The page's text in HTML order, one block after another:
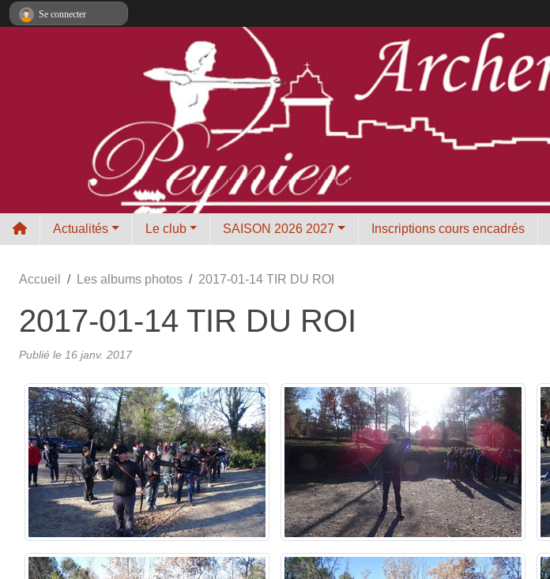
Actualités Le club SAISON 2026 2027 Inscriptions cours encadrés
Accueil Les albums photos 2017-01-14 TIR DU ROI
2017-01-14 TIR DU ROI
Publié le 16 janv. 2017
Se connecter
Panneau de gestion des cookies